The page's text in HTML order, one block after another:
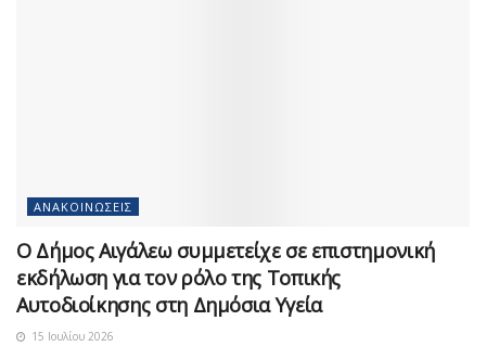
ΑΝΑΚΟΙΝΏΣΕΙΣ
Ο Δήμος Αιγάλεω συμμετείχε σε επιστημονική
εκδήλωση για τον ρόλο της Τοπικής
Αυτοδιοίκησης στη Δημόσια Υγεία
15 Ιουλίου 2026